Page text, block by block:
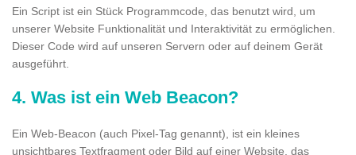
Ein Script ist ein Stück Programmcode, das benutzt wird, um
unserer Website Funktionalität und Interaktivität zu ermöglichen.
Dieser Code wird auf unseren Servern oder auf deinem Gerät
ausgeführt.
4. Was ist ein Web Beacon?
Ein Web-Beacon (auch Pixel-Tag genannt), ist ein kleines
unsichtbares Textfragment oder Bild auf einer Website, das